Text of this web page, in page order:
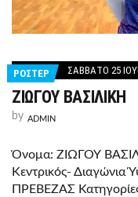
ΡΟΣΤΕΡ ΣΆΒΒΑΤΟ 25
ΖΙΩΓΟΥ ΒΑΣΙΛΙΚΗ
by ADMIN
Όνομα: ΖΙΩΓΟΥ
Κεντρικός-
ΠΡΕΒΕΖΑΣ